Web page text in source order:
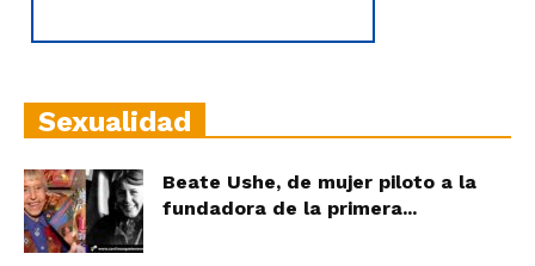
Sexualidad
Beate Ushe, de mujer piloto a la
fundadora de la primera...